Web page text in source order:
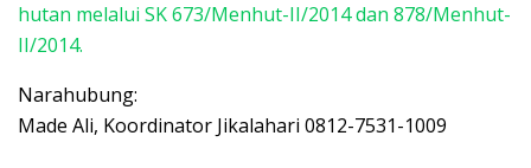
hutan melalui SK 673/Menhut-II/2014 dan 878/Menhut-
II/2014.
Narahubung:
Made Ali, Koordinator Jikalahari 0812-7531-1009